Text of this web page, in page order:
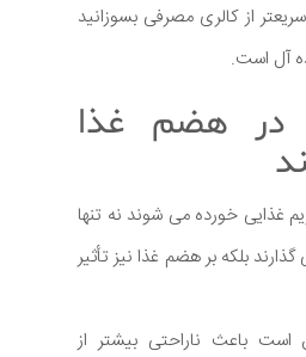
از کالری مصرفی بسوزانید
آل است.
در هضم غذا
غذایی خورده می شوند نه تنها
بلکه بر هضم غذا نیز تأثیر
است باعث ناراحتی بیشتر از